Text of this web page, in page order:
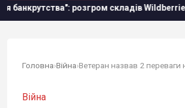
розгром складів Wildberries боляче
Головна›Війна›
Війна